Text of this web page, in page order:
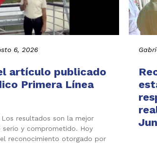
6, 2026
artículo publicado
Primera Línea
resultados son la mejor
serio y comprometido. Hoy
reconocimiento otorgado por